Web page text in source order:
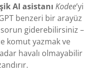
AI asistanı Kodee’yi
benzeri bir arayüz
giderebilirsiniz –
komut yazmak ve
havalı olmayabilir